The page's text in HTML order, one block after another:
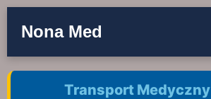
Nona Med
Transport Medyczny